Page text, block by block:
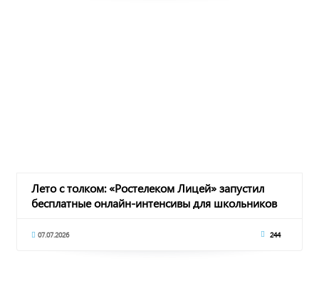
Лето с толком: «Ростелеком Лицей» запустил
бесплатные онлайн-интенсивы для школьников
07.07.2026 244